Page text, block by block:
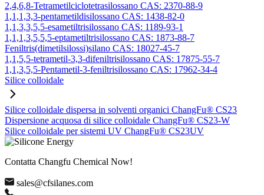
2,4,6,8-Tetrametilciclotetrasilossano CAS: 2370-88-9
1,1,1,3,3-pentametildisilossano CAS: 1438-82-0
1,1,3,3,5,5-esametiltrisilossano CAS: 1189-93-1
1,1,1,3,5,5,5-eptametiltrisilossano CAS: 1873-88-7
Feniltris(dimetilsilossi)silano CAS: 18027-45-7
1,1,5,5-tetrametil-3,3-difeniltrisilossano CAS: 17875-55-7
1,1,3,5,5-Pentametil-3-feniltrisilossano CAS: 17962-34-4
Silice colloidale
Silice colloidale dispersa in solventi organici ChangFu® CS23
Dispersione acquosa di silice colloidale ChangFu® CS23-W
Silice colloidale per sistemi UV ChangFu® CS23UV
Contatta Changfu Chemical Now!
sales@cfsilanes.com